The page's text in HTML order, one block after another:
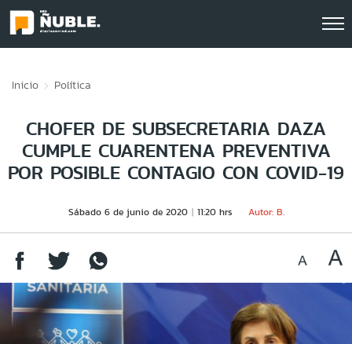
Inicio Política
CHOFER DE SUBSECRETARIA DAZA
CUMPLE CUARENTENA PREVENTIVA
POR POSIBLE CONTAGIO CON COVID-19
Sábado 6 de junio de 2020 11:20 hrs Autor: B.